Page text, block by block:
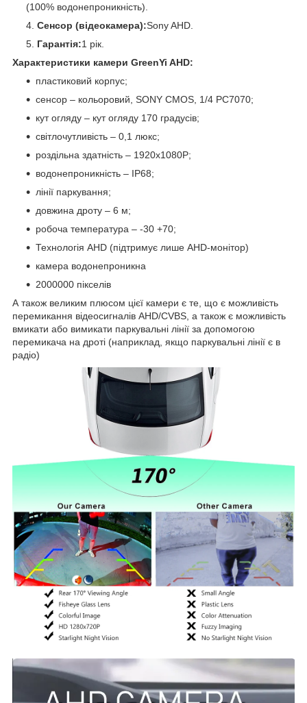
(100% водонепроникність).
Сенсор (відеокамера):Sony AHD.
Гарантія:1 рік.
Характеристики камери GreenYi AHD:
пластиковий корпус;
сенсор – кольоровий, SONY CMOS, 1/4 PC7070;
кут огляду – кут огляду 170 градусів;
світлочутливість – 0,1 люкс;
роздільна здатність – 1920x1080P;
водонепроникність – IP68;
лінії паркування;
довжина дроту – 6 м;
робоча температура – -30 +70;
Технологія AHD (підтримує лише AHD-монітор)
камера водонепроникна
2000000 пікселів
А також великим плюсом цієї камери є те, що є можливість
перемикання відеосигналів AHD/CVBS, а також є можливість
вмикати або вимикати паркувальні лінії за допомогою
перемикача на дроті (наприклад, якщо паркувальні лінії є в
радіо)